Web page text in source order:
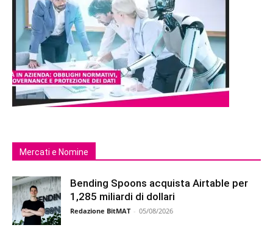
Mercati e Nomine
Bending Spoons acquista Airtable per
1,285 miliardi di dollari
Redazione BitMAT - 05/08/2026